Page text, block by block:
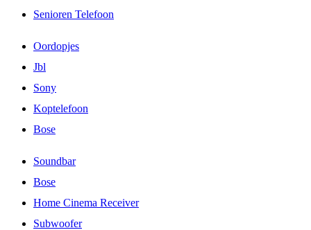
Senioren Telefoon
Oordopjes
Jbl
Sony
Koptelefoon
Bose
Soundbar
Bose
Home Cinema Receiver
Subwoofer